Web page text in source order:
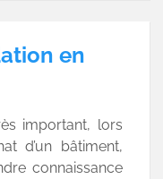
en
important, lors
d’un bâtiment,
connaissance